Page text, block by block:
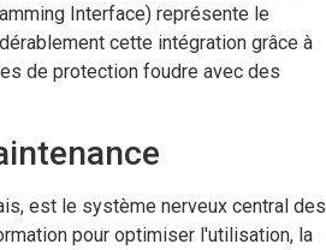
Interface) représente le
cette intégration grâce à
de protection foudre avec des
est le système nerveux central des
pour optimiser l'utilisation, la